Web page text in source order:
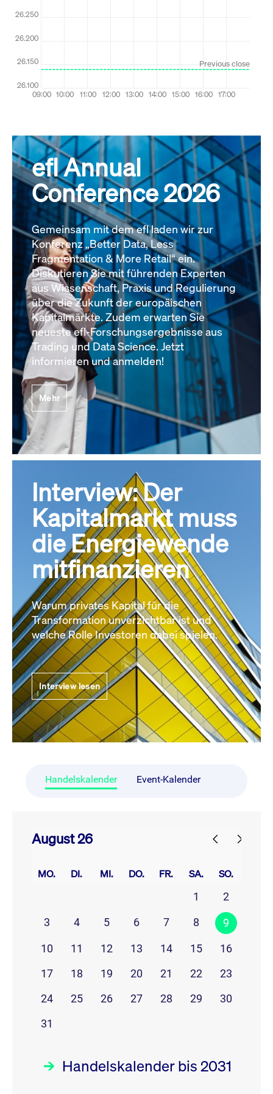
efl Annual
Conference 2026
Gemeinsam mit dem efl laden wir zur
Konferenz „Better Data, Less
Fragmentation & More Retail“ ein.
Diskutieren Sie mit führenden Experten
aus Wissenschaft, Praxis und Regulierung
über die Zukunft der europäischen
Kapitalmärkte. Zudem erwarten Sie
neueste efl-Forschungsergebnisse aus
Trading und Data Science. Jetzt
informieren und anmelden!
Mehr
Interview: Der
Kapitalmarkt muss
die Energiewende
mitfinanzieren
Warum privates Kapital für die
Transformation unverzichtbar ist und
welche Rolle Investoren dabei spielen.
Interview lesen
Handelskalender Event-Kalender
August 26
MO. DI. MI. DO. FR. SA. SO.
1
2
3
4 5 6 7 8 9
10 11 12 13 14 15
16
17
18 19 20 21 22
23
24
25 26 27 28 29
30
31
Handelskalender bis 2031